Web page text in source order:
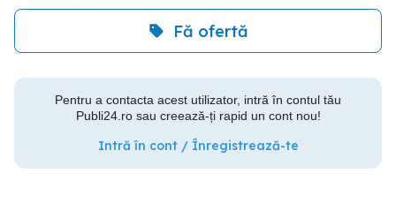
Fă ofertă
Pentru a contacta acest utilizator, intră în contul tău
Publi24.ro sau creează-ți rapid un cont nou!
Intră în cont / Înregistrează-te